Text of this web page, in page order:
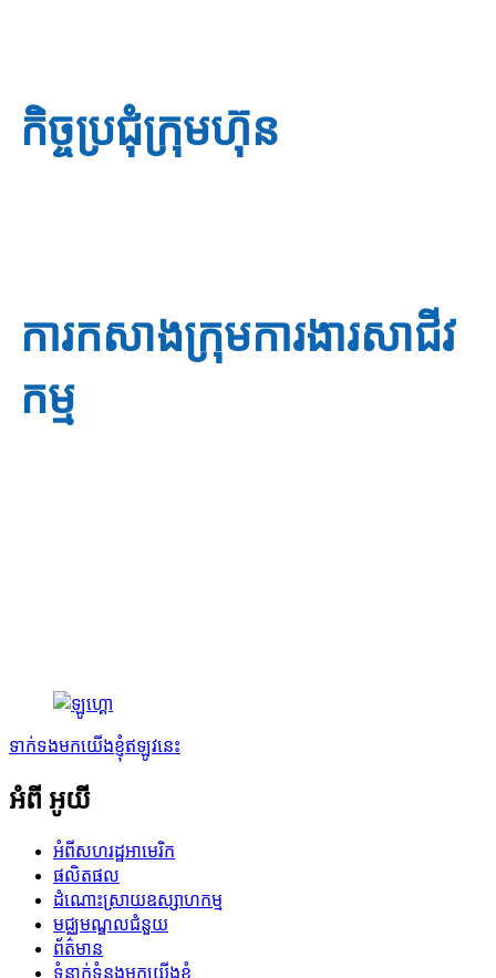
កិច្ចប្រជុំក្រុមហ៊ុន
ការកសាងក្រុមការងារសាជីវ
កម្ម
ទាក់ទងមកយើងខ្ញុំឥឡូវនេះ
អំពី អូយី
អំពី​សហរដ្ឋអាមេរិក
ផលិតផល
ដំណោះស្រាយឧស្សាហកម្ម
មជ្ឈមណ្ឌលជំនួយ
ព័ត៌មាន
ទំនាក់ទំនងមកយើងខ្ញុំ